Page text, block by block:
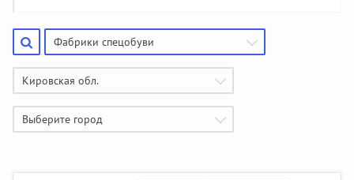
Фабрики спецобуви
Кировская обл.
Выберите город